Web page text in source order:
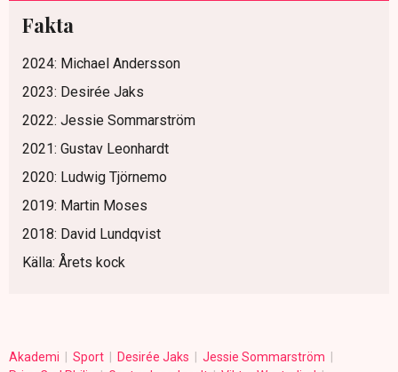
Fakta
2024: Michael Andersson
2023: Desirée Jaks
2022: Jessie Sommarström
2021: Gustav Leonhardt
2020: Ludwig Tjörnemo
2019: Martin Moses
2018: David Lundqvist
Källa: Årets kock
Akademi Sport Desirée Jaks
Jessie Sommarström